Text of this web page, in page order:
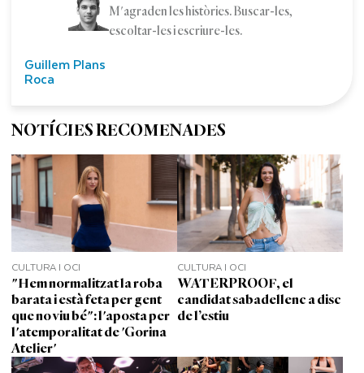
Guillem Plans
Roca
M'agraden les històries. Buscar-les,
escoltar-les i escriure-les.
NOTÍCIES RECOMENADES
CULTURA I OCI
"Hem normalitzat la roba
barata i està feta per gent
que no viu bé": l'aposta per
l'atemporalitat de 'Gorina
Atelier'
CULTURA I OCI
WATERPROOF, el
candidat sabadellenc a disc
de l’estiu